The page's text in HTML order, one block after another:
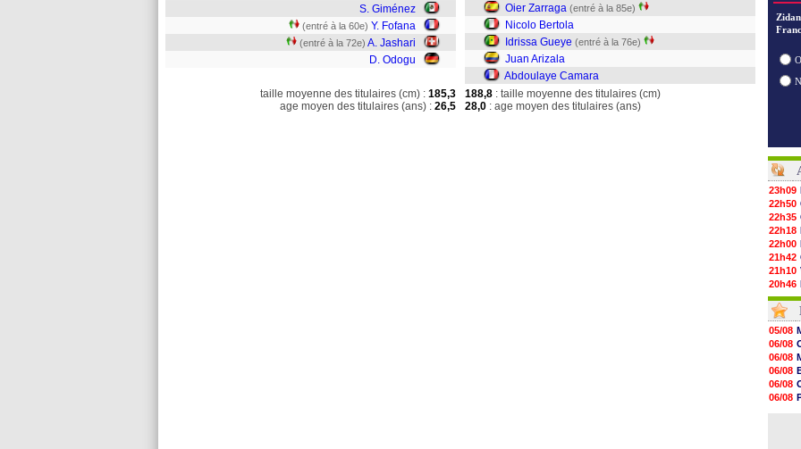
S. Giménez
(entré à la 60e) Y. Fofana
(entré à la 72e) A. Jashari
D. Odogu
Oier Zarraga (entré à la 85e)
Nicolo Bertola
Idrissa Gueye (entré à la 76e)
Juan Arizala
Abdoulaye Camara
taille moyenne des titulaires (cm) : 185,3
age moyen des titulaires (ans) : 26,5
188,8 : taille moyenne des titulaires (cm)
28,0 : age moyen des titulaires (ans)
23h09
22h50
22h35
22h18
22h00
21h42
21h10
20h46
20h30
20h01
19h18
19h09
18h48
18h37
18h29
17h58
17h46
05/08
06/08
06/08
06/08
06/08
06/08